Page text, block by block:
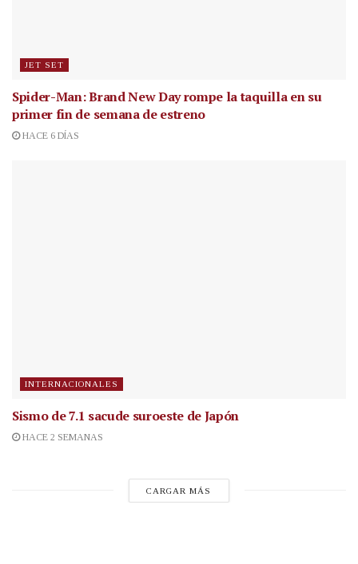
JET SET
Spider-Man: Brand New Day rompe la taquilla en su
primer fin de semana de estreno
HACE 6 DÍAS
INTERNACIONALES
Sismo de 7.1 sacude suroeste de Japón
HACE 2 SEMANAS
CARGAR MÁS